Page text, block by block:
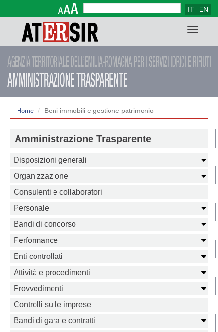
Search form
IT EN
Toggle
Home Beni immobili e gestione patrimonio
Amministrazione Trasparente
Disposizioni generali
Organizzazione
Consulenti e collaboratori
Personale
Bandi di concorso
Performance
Enti controllati
Attività e procedimenti
Provvedimenti
Controlli sulle imprese
Bandi di gara e contratti